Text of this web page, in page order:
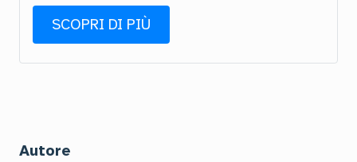
SCOPRI DI PIÙ
Autore